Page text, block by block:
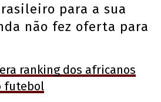
para a sua
não fez oferta para
ranking dos africanos
futebol